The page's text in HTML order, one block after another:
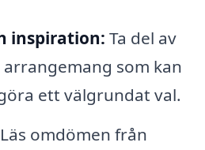
inspiration: Ta del av
som kan
ett välgrundat val.
Läs omdömen från